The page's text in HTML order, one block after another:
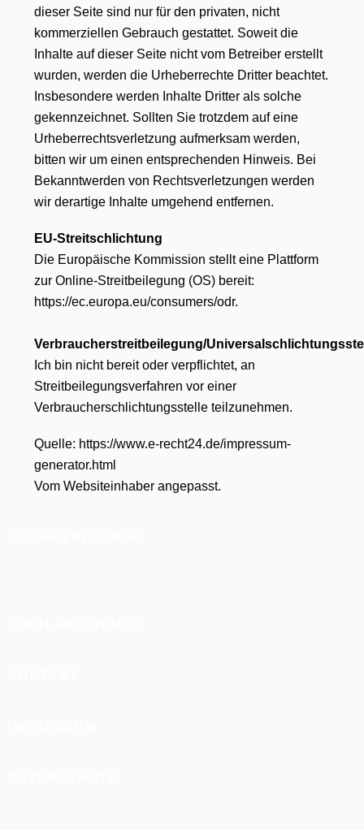
dieser Seite sind nur für den privaten, nicht
kommerziellen Gebrauch gestattet. Soweit die
Inhalte auf dieser Seite nicht vom Betreiber erstellt
wurden, werden die Urheberrechte Dritter beachtet.
Insbesondere werden Inhalte Dritter als solche
gekennzeichnet. Sollten Sie trotzdem auf eine
Urheberrechtsverletzung aufmerksam werden,
bitten wir um einen entsprechenden Hinweis. Bei
Bekanntwerden von Rechtsverletzungen werden
wir derartige Inhalte umgehend entfernen.
EU-Streitschlichtung
Die Europäische Kommission stellt eine Plattform
zur Online-Streitbeilegung (OS) bereit:
https://ec.europa.eu/consumers/odr.
Verbraucherstreitbeilegung/
Ich bin nicht bereit oder verpflichtet, an
Streitbeilegungsverfahren vor einer
Verbraucherschlichtungsstelle teilzunehmen.
Quelle: https://www.e-recht24.de/impressum-
generator.html
Vom Websiteinhaber angepasst.